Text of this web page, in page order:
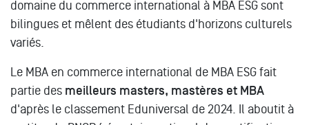
domaine du commerce international à MBA ESG sont
bilingues et mêlent des étudiants d'horizons culturels
variés.
Le MBA en commerce international de MBA ESG fait
partie des meilleurs masters, mastères et MBA
d'après le classement Eduniversal de 2024. Il aboutit à